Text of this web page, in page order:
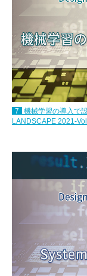
7
機械学習の導入で
LANDSCAPE 2021-